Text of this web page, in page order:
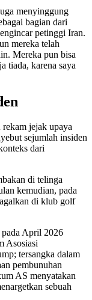
menyinggung
bagian dari
petinggi Iran.
mereka telah
Mereka pun bisa
tiada, karena saya
jejak upaya
sejumlah insiden
dari
di telinga
kemudian, pada
di klub golf
pada April 2026
Asosiasi
tersangka dalam
pembunuhan
AS menyatakan
sebuah